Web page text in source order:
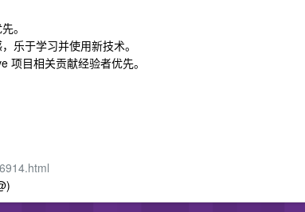
。
乐于学习并使用新技术。
项目相关贡献经验者优先。